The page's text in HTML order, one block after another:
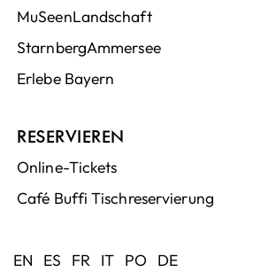
MuSeenLandschaft
StarnbergAmmersee
Erlebe Bayern
RESERVIEREN
Online-Tickets
Café Buffi Tischreservierung
EN ES FR IT PO DE